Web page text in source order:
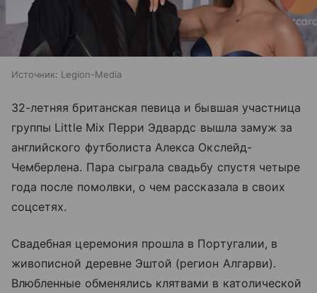
Источник: Legion-Media
32-летняя британская певица и бывшая участница
группы Little Mix Перри Эдвардс вышла замуж за
английского футболиста Алекса Окслейд-
Чемберлена. Пара сыграла свадьбу спустя четыре
года после помолвки, о чем рассказала в своих
соцсетях.
Свадебная церемония прошла в Португалии, в
живописной деревне Эштой (регион Алгарви).
Влюбленные обменялись клятвами в католической